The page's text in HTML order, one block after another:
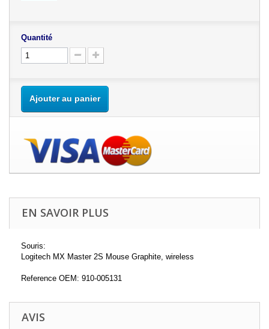
Quantité
Ajouter au panier
EN SAVOIR PLUS
Souris:
Logitech MX Master 2S Mouse Graphite, wireless
Reference OEM: 910-005131
AVIS